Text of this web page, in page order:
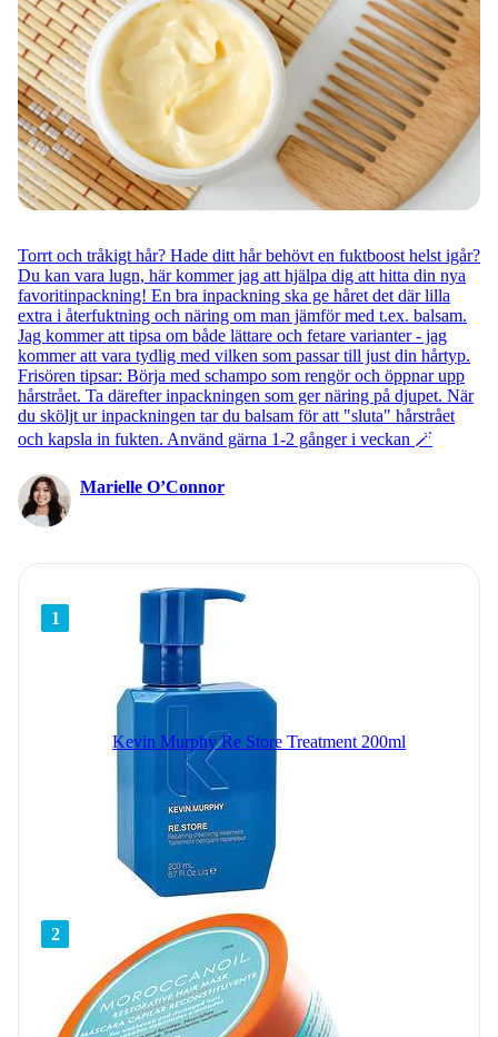
Torrt och tråkigt hår? Hade ditt hår behövt en fuktboost helst igår?
Du kan vara lugn, här kommer jag att hjälpa dig att hitta din nya
favoritinpackning! En bra inpackning ska ge håret det där lilla
extra i återfuktning och näring om man jämför med t.ex. balsam.
Jag kommer att tipsa om både lättare och fetare varianter - jag
kommer att vara tydlig med vilken som passar till just din hårtyp.
Frisören tipsar: Börja med schampo som rengör och öppnar upp
hårstrået. Ta därefter inpackningen som ger näring på djupet. När
du sköljt ur inpackningen tar du balsam för att "sluta" hårstrået
och kapsla in fukten. Använd gärna 1-2 gånger i veckan 🪄
Marielle O’Connor
1
Kevin Murphy Re Store Treatment 200ml
2